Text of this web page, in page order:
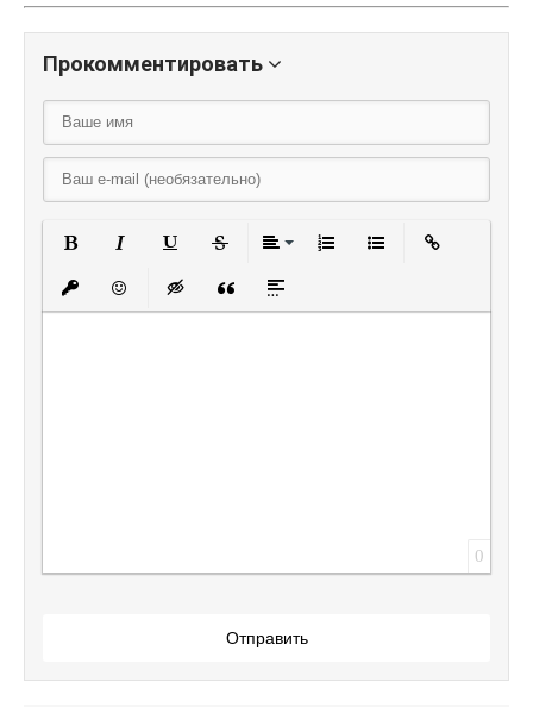
Прокомментировать
Полужирный
Курсив
Вставить защищенную ссылку
Вставить смайлик
Вставка скрытого текста
Вставка цитаты
Вставка спойлера
0
Отправить